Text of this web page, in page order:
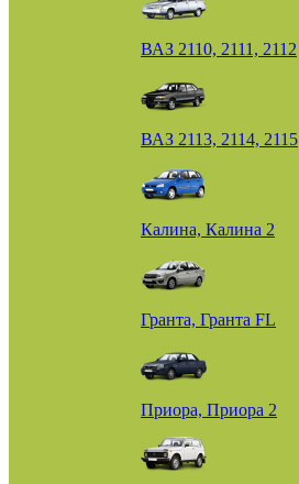
ВАЗ 2110, 2111, 2112
ВАЗ 2113, 2114, 2115
Калина, Калина 2
Гранта, Гранта FL
Приора, Приора 2